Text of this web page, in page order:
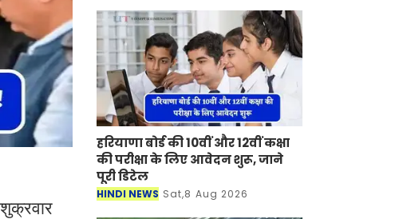
स्थानीय
हरियाणा बोर्ड की 10वीं और 12वीं कक्षा
की परीक्षा के लिए आवेदन शुरू, जाने
पूरी डिटेल
HINDI NEWS Sat,8 Aug 2026